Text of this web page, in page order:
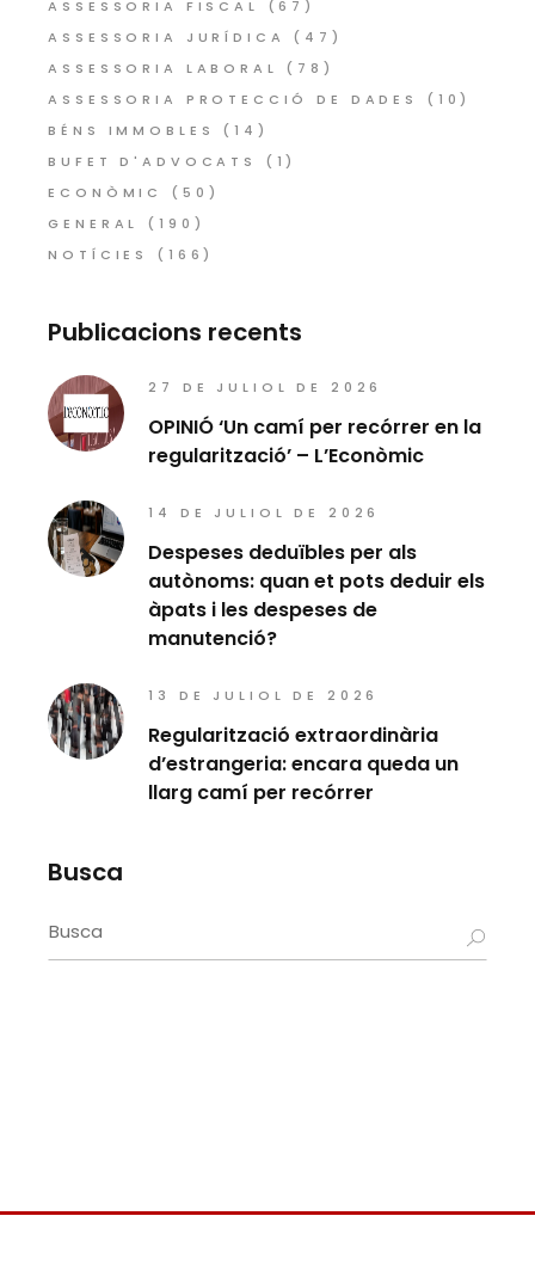
ASSESSORIA FISCAL
(67)
ASSESSORIA JURÍDICA
(47)
ASSESSORIA LABORAL
(78)
ASSESSORIA PROTECCIÓ DE DADES
(10)
BÉNS IMMOBLES
(14)
BUFET D'ADVOCATS
(1)
ECONÒMIC
(50)
GENERAL
(190)
NOTÍCIES
(166)
Publicacions recents
27 DE JULIOL DE 2026
OPINIÓ ‘Un camí per recórrer en la
regularització’ – L’Econòmic
14 DE JULIOL DE 2026
Despeses deduïbles per als
autònoms: quan et pots deduir els
àpats i les despeses de
manutenció?
13 DE JULIOL DE 2026
Regularització extraordinària
d’estrangeria: encara queda un
llarg camí per recórrer
Busca
Search
for: